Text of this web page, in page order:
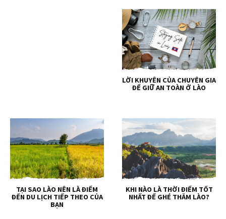
LỜI KHUYÊN CỦA CHUYÊN GIA
ĐỂ GIỮ AN TOÀN Ở LÀO
TẠI SAO LÀO NÊN LÀ ĐIỂM
ĐẾN DU LỊCH TIẾP THEO CỦA
BẠN
KHI NÀO LÀ THỜI ĐIỂM TỐT
NHẤT ĐỂ GHÉ THĂM LÀO?